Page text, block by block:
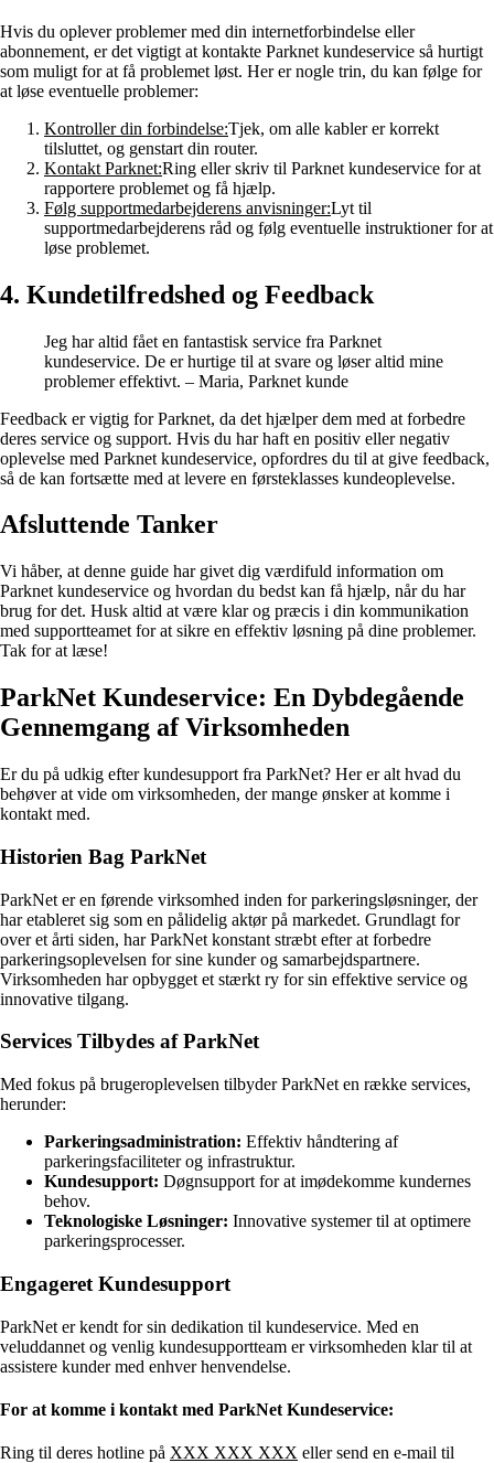
Hvis du oplever problemer med din internetforbindelse eller
abonnement, er det vigtigt at kontakte Parknet kundeservice så hurtigt
som muligt for at få problemet løst. Her er nogle trin, du kan følge for
at løse eventuelle problemer:
Kontroller din forbindelse:Tjek, om alle kabler er korrekt
tilsluttet, og genstart din router.
Kontakt Parknet:Ring eller skriv til Parknet kundeservice for at
rapportere problemet og få hjælp.
Følg supportmedarbejderens anvisninger:Lyt til
supportmedarbejderens råd og følg eventuelle instruktioner for at
løse problemet.
4. Kundetilfredshed og Feedback
Jeg har altid fået en fantastisk service fra Parknet
kundeservice. De er hurtige til at svare og løser altid mine
problemer effektivt. – Maria, Parknet kunde
Feedback er vigtig for Parknet, da det hjælper dem med at forbedre
deres service og support. Hvis du har haft en positiv eller negativ
oplevelse med Parknet kundeservice, opfordres du til at give feedback,
så de kan fortsætte med at levere en førsteklasses kundeoplevelse.
Afsluttende Tanker
Vi håber, at denne guide har givet dig værdifuld information om
Parknet kundeservice og hvordan du bedst kan få hjælp, når du har
brug for det. Husk altid at være klar og præcis i din kommunikation
med supportteamet for at sikre en effektiv løsning på dine problemer.
Tak for at læse!
ParkNet Kundeservice: En Dybdegående
Gennemgang af Virksomheden
Er du på udkig efter kundesupport fra ParkNet? Her er alt hvad du
behøver at vide om virksomheden, der mange ønsker at komme i
kontakt med.
Historien Bag ParkNet
ParkNet er en førende virksomhed inden for parkeringsløsninger, der
har etableret sig som en pålidelig aktør på markedet. Grundlagt for
over et årti siden, har ParkNet konstant stræbt efter at forbedre
parkeringsoplevelsen for sine kunder og samarbejdspartnere.
Virksomheden har opbygget et stærkt ry for sin effektive service og
innovative tilgang.
Services Tilbydes af ParkNet
Med fokus på brugeroplevelsen tilbyder ParkNet en række services,
herunder:
Parkeringsadministration: Effektiv håndtering af
parkeringsfaciliteter og infrastruktur.
Kundesupport: Døgnsupport for at imødekomme kundernes
behov.
Teknologiske Løsninger: Innovative systemer til at optimere
parkeringsprocesser.
Engageret Kundesupport
ParkNet er kendt for sin dedikation til kundeservice. Med en
veluddannet og venlig kundesupportteam er virksomheden klar til at
assistere kunder med enhver henvendelse.
For at komme i kontakt med ParkNet Kundeservice:
Ring til deres hotline på XXX XXX XXX eller send en e-mail til